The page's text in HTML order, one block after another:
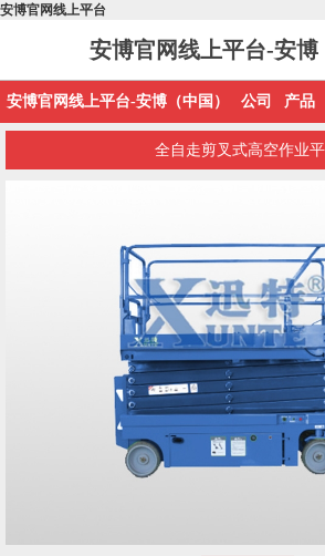
安博官网线上平台
安博官网线上平台-安博
安博官网线上平台-安博（中国） 公司 产品
全自走剪叉式高空作业